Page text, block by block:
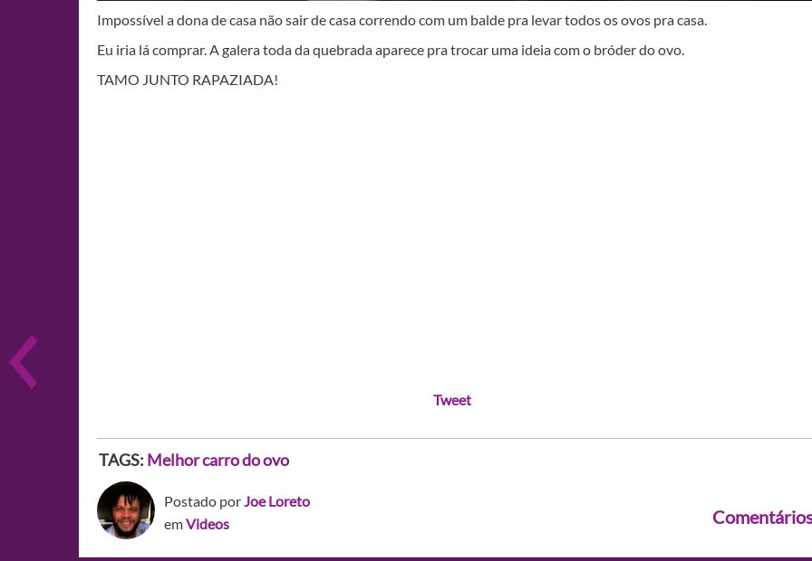
Impossível a dona de casa não sair de casa correndo com um balde pra levar todos os ovos pra casa.
Eu iria lá comprar. A galera toda da quebrada aparece pra trocar uma ideia com o bróder do ovo.
TAMO JUNTO RAPAZIADA!
Tweet
TAGS: Melhor carro do ovo
Postado porJoe Loreto
emVideos